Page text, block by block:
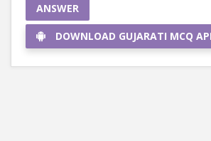
ANSWER
DOWNLOAD GUJARATI MCQ